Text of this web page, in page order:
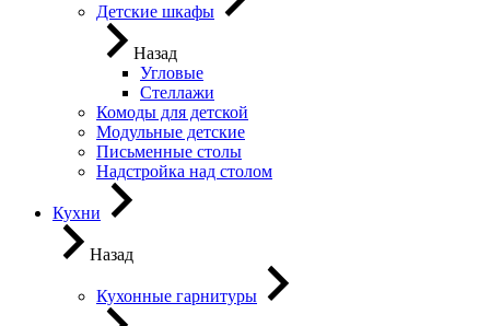
Детские шкафы
Назад
Угловые
Стеллажи
Комоды для детской
Модульные детские
Письменные столы
Надстройка над столом
Кухни
Назад
Кухонные гарнитуры